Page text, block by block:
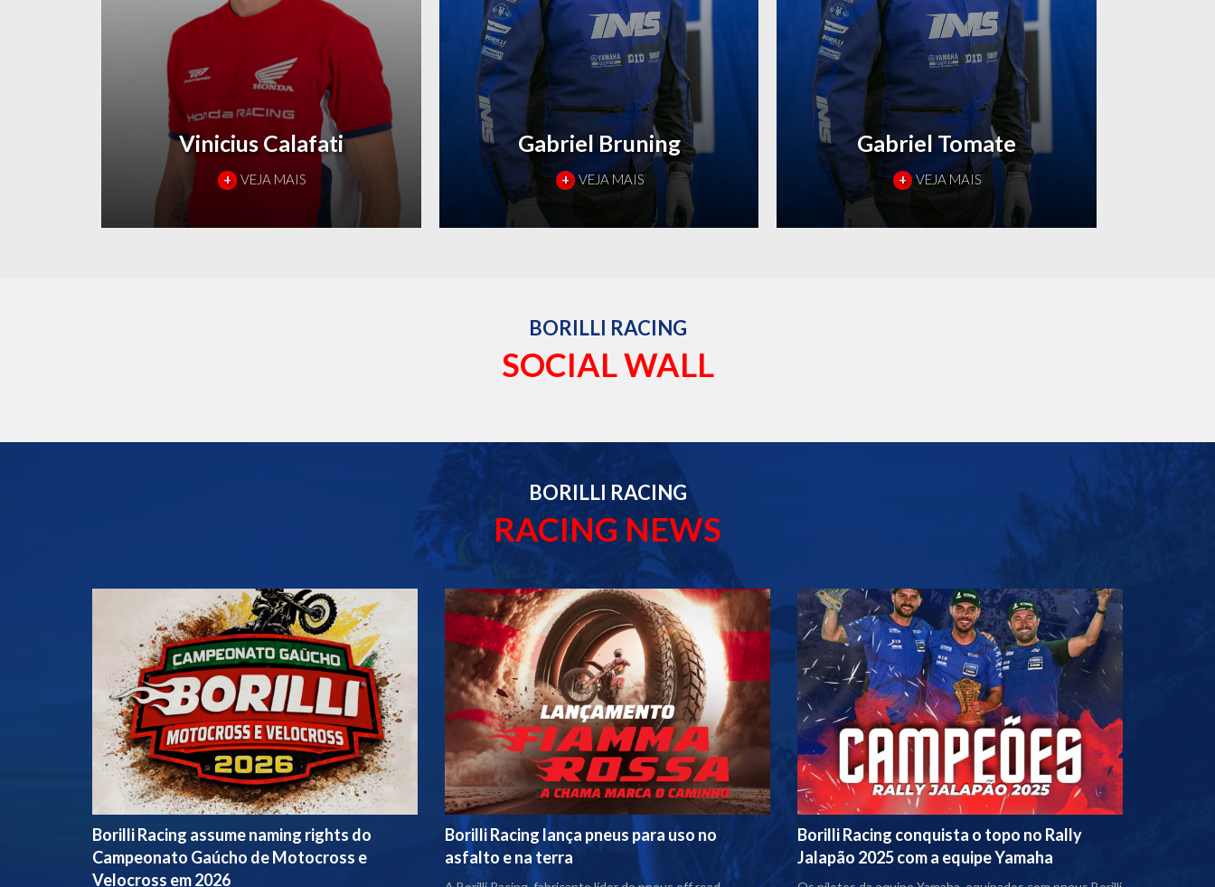
Vinicius Calafati
+ VEJA MAIS
Gabriel Bruning
+ VEJA MAIS
Gabriel Tomate
+ VEJA MAIS
BORILLI RACING
SOCIAL WALL
BORILLI RACING
RACING NEWS
Borilli Racing assume naming rights do
Campeonato Gaúcho de Motocross e
Velocross em 2026
Borilli Racing lança pneus para uso no
asfalto e na terra
Borilli Racing conquista o topo no Rally
Jalapão 2025 com a equipe Yamaha